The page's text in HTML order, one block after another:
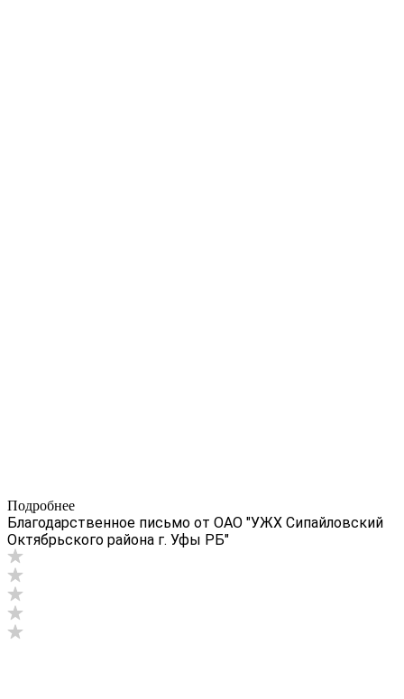
Подробнее
Благодарственное письмо от ОАО "УЖХ Сипайловский
Октябрьского района г. Уфы РБ"